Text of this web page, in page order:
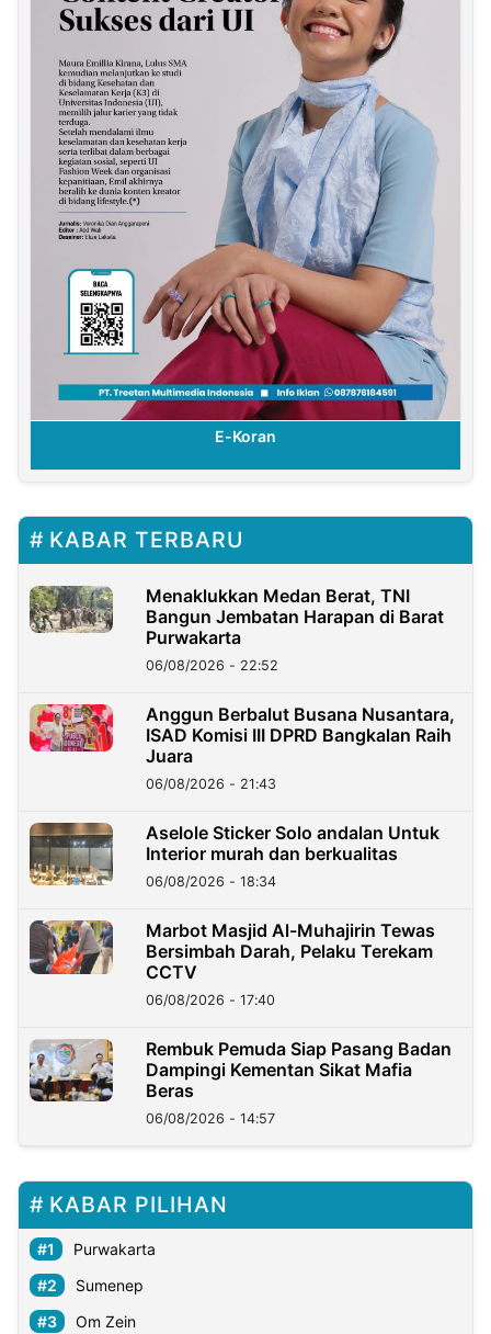
E-Koran
KABAR TERBARU
Menaklukkan Medan Berat, TNI
Bangun Jembatan Harapan di Barat
Purwakarta
06/08/2026 - 22:52
Anggun Berbalut Busana Nusantara,
ISAD Komisi III DPRD Bangkalan Raih
Juara
06/08/2026 - 21:43
Aselole Sticker Solo andalan Untuk
Interior murah dan berkualitas
06/08/2026 - 18:34
Marbot Masjid Al-Muhajirin Tewas
Bersimbah Darah, Pelaku Terekam
CCTV
06/08/2026 - 17:40
Rembuk Pemuda Siap Pasang Badan
Dampingi Kementan Sikat Mafia
Beras
06/08/2026 - 14:57
KABAR PILIHAN
Purwakarta
Sumenep
Om Zein